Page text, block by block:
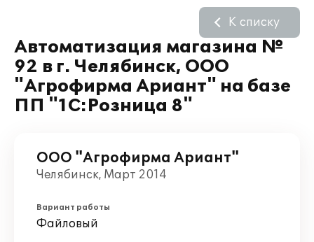
Автоматизация магазина №
92 в г. Челябинск, ООО
"Агрофирма Ариант" на базе
ПП "1С:Розница 8"
К списку
ООО "Агрофирма Ариант"
Челябинск, Март 2014
Вариант работы
Файловый